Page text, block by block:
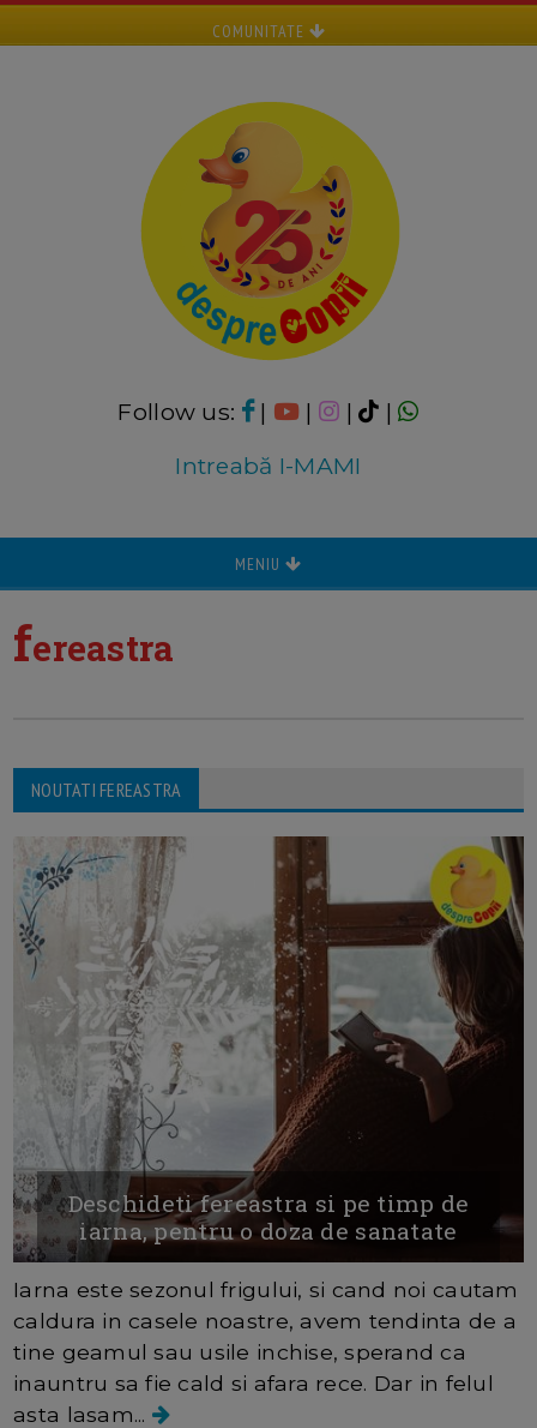
COMUNITATE
Follow us: | | |
|
Intreabă I-MAMI
MENIU
fereastra
NOUTATI FEREASTRA
Deschideti fereastra si pe timp de
iarna, pentru o doza de sanatate
Iarna este sezonul frigului, si cand noi cautam
caldura in casele noastre, avem tendinta de a
tine geamul sau usile inchise, sperand ca
inauntru sa fie cald si afara rece. Dar in felul
asta lasam...